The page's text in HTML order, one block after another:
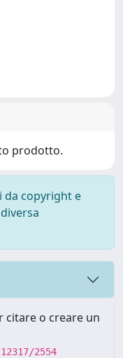
prodotto.
da copyright e
citare o creare un
2554